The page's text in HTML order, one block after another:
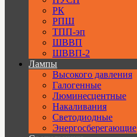
РК
РПШ
ТПП-эп
ШВВП
ШВВП-2
Лампы
Высокого давления
Галогенные
Люминесцентные
Накаливания
Светодиодные
Энергосберегающие